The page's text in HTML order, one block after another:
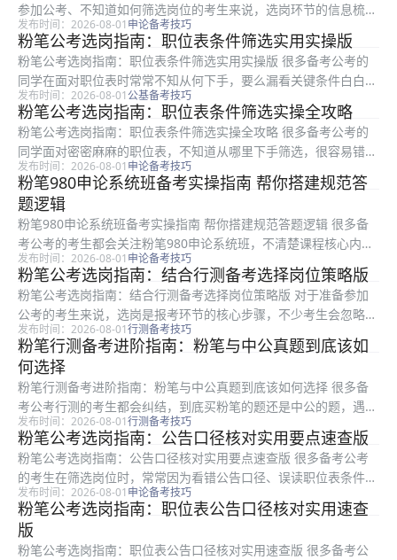
参加公考、不知道如何筛选岗位的考生来说，选岗环节的信息梳理
往往会浪费大量备考时间，还容易踩坑错过合适的岗位。本文是粉
笔整理的公考选岗指南进阶方法，从四个可直接执行的步骤展开，
帮大家系...
发布时间：2026-08-01 申论备考技巧
粉笔公考选岗指南：职位表条件筛选实用实操版
粉笔公考选岗指南：职位表条件筛选实用实操版 很多备考公考的
同学在面对职位表时常常不知从何下手，要么漏看关键条件白白浪
费报考机会，要么误踩选岗陷阱影响后续考试甚至录用。本文是粉
笔整理的实操性选岗指南，面向所有备考公考的考生，从整理个人
条件、分...
发布时间：2026-08-01 公基备考技巧
粉笔公考选岗指南：职位表条件筛选实操全攻略
粉笔公考选岗指南：职位表条件筛选实操全攻略 很多备考公考的
同学面对密密麻麻的职位表，不知道从哪里下手筛选，很容易错过
符合自身条件的合适岗位，甚至踩下各类隐性门槛的报考陷阱。本
文是粉笔整理的可直接落地的选岗实操方法，适合所有备考公考、
准备填报...
发布时间：2026-08-01 申论备考技巧
粉笔980申论系统班备考实操指南 帮你搭建规范答
题逻辑
粉笔980申论系统班备考实操指南 帮你搭建规范答题逻辑 很多备
考公考的考生都会关注粉笔980申论系统班，不清楚课程核心内
容，不知道怎么利用讲义搭建答题体系，也容易踩入无效备考的误
区。本文面向所有备战公考的不同基础考生，从课程核心内容梳
理、答...
发布时间：2026-08-01 申论备考技巧
粉笔公考选岗指南：结合行测备考选择岗位策略版
粉笔公考选岗指南：结合行测备考选择岗位策略版 对于准备参加
公考的考生来说，选岗是报考环节的核心步骤，不少考生会忽略自
身备考进度和岗位要求的匹配度，白白浪费备考精力。本文是粉笔
整理的实用选岗指南，面向所有正在备考公考、等待报考的考生，
从条件初...
发布时间：2026-08-01行测备考技巧
粉笔行测备考进阶指南：粉笔与中公真题到底该如
何选择
粉笔行测备考进阶指南：粉笔与中公真题到底该如何选择 很多备
考公考行测的考生都会纠结，到底买粉笔的题还是中公的题，遇到
两家机构给出的答案不一样时更是不知道该信哪一个。本文面向所
有备考公考的考生，从备考节奏规划的进阶角度，解答了大家关于
真题资料...
发布时间：2026-08-01行测备考技巧
粉笔公考选岗指南：公告口径核对实用要点速查版
粉笔公考选岗指南：公告口径核对实用要点速查版 很多备考公考
的考生在筛选岗位时，常常因为看错公告口径、误读职位表条件导
致资格审核不通过，白白浪费报考机会与备考时间。本文是粉笔整
理的公考选岗公告口径核对实用指南，适合所有准备报考公考的考
生阅读，...
发布时间：2026-08-01 申论备考技巧
粉笔公考选岗指南：职位表公告口径核对实用速查
版
粉笔公考选岗指南：职位表公告口径核对实用速查版 很多备考公